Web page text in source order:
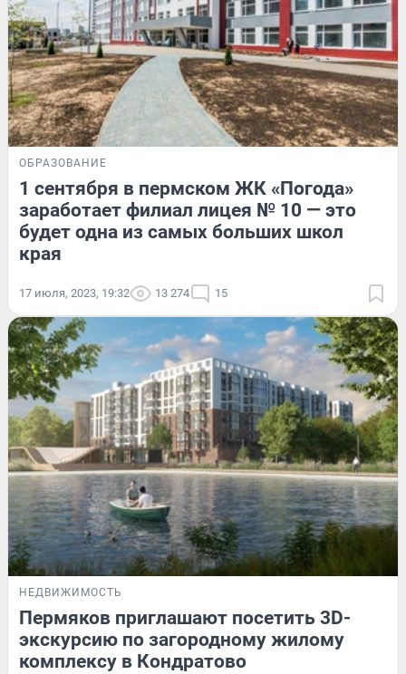
ОБРАЗОВАНИЕ
1 сентября в пермском ЖК «Погода»
заработает филиал лицея № 10 — это
будет одна из самых больших школ
края
17 июля, 2023, 19:32 13 274 15
НЕДВИЖИМОСТЬ
Пермяков приглашают посетить 3D-
экскурсию по загородному жилому
комплексу в Кондратово